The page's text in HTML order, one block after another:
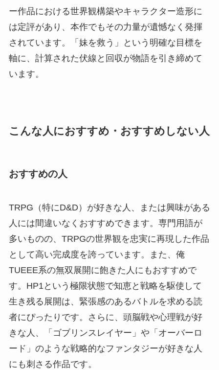
ー作品における世界観構築やキャラクター造形に
は定評があり、本作でもその力量が遺憾なく発揮
されています。「妹を救う」という明確な目標を
軸に、計算された伏線と回収が物語を引き締めて
います。
こんな人におすすめ・おすすめしない人
おすすめの人
TRPG（特にD&D）が好きな人、または興味がある
人には間違いなくおすすめできます。専門用語が
多いものの、TRPGの世界観を忠実に再現した作品
として高い完成度を誇っています。また、俺
TUEEE系の無双展開に飽きた人にもおすすめで
す。HP1という極限状態で知恵と戦略を駆使して
生き残る展開は、緊張感のあるバトルを求める読
者にぴったりです。さらに、頭脳戦や心理戦が好
きな人、「ゴブリンスレイヤー」や「オーバーロ
ード」のような戦略的なファンタジーが好きな人
にも刺さる作品です。